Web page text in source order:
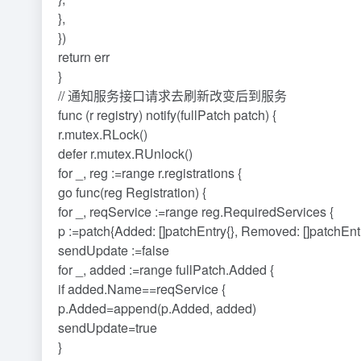
},
})
return err
}
// 通知服务接口请求去刷新改变后到服务
func (r registry) notify(fullPatch patch) {
r.mutex.RLock()
defer r.mutex.RUnlock()
for _, reg :=range r.registrations {
go func(reg Registration) {
for _, reqService :=range reg.RequiredServices {
p :=patch{Added: []patchEntry{}, Removed:
sendUpdate :=false
for _, added :=range fullPatch.Added {
if added.Name==reqService {
p.Added=append(p.Added, added)
sendUpdate=true
}